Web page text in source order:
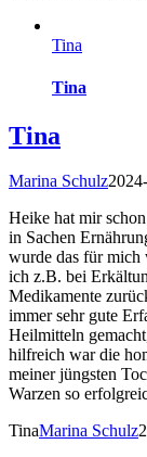
Tina
Tina
Tina
Marina Schulz
Heike hat mir
in Sachen
wurde das für mich
ich z.B. bei
Medikamente
immer sehr gute
Heilmitteln
hilfreich war die
meiner jüngsten
Warzen so
TinaMarina Schulz